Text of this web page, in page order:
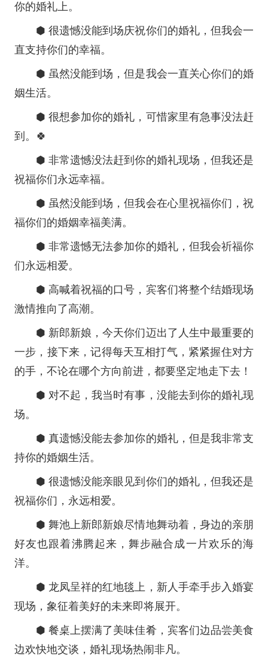
你的婚礼上。
⬢ 很遗憾没能到场庆祝你们的婚礼，但我会一
直支持你们的幸福。
⬢ 虽然没能到场，但是我会一直关心你们的婚
姻生活。
⬢ 很想参加你的婚礼，可惜家里有急事没法赶
到。🍀
⬢ 非常遗憾没法赶到你的婚礼现场，但我还是
祝福你们永远幸福。
⬢ 虽然没能到场，但我会在心里祝福你们，祝
福你们的婚姻幸福美满。
⬢ 非常遗憾无法参加你的婚礼，但我会祈福你
们永远相爱。
⬢ 高喊着祝福的口号，宾客们将整个结婚现场
激情推向了高潮。
⬢ 新郎新娘，今天你们迈出了人生中最重要的
一步，接下来，记得每天互相打气，紧紧握住对方
的手，不论在哪个方向前进，都要坚定地走下去！
⬢ 对不起，我当时有事，没能去到你的婚礼现
场。
⬢ 真遗憾没能去参加你的婚礼，但是我非常支
持你的婚姻生活。
⬢ 很遗憾没能亲眼见到你们的婚礼，但我还是
祝福你们，永远相爱。
⬢ 舞池上新郎新娘尽情地舞动着，身边的亲朋
好友也跟着沸腾起来，舞步融合成一片欢乐的海
洋。
⬢ 龙凤呈祥的红地毯上，新人手牵手步入婚宴
现场，象征着美好的未来即将展开。
⬢ 餐桌上摆满了美味佳肴，宾客们边品尝美食
边欢快地交谈，婚礼现场热闹非凡。